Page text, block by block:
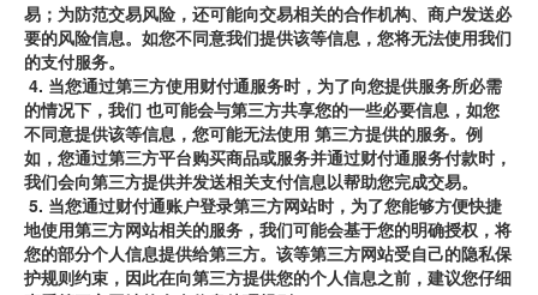
易；为防范交易风险，还可能向交易相关的合作机构、商户发送必
要的风险信息。如您不同意我们提供该等信息，您将无法使用我们
的支付服务。
4. 当您通过第三方使用财付通服务时，为了向您提供服务所必需
的情况下，我们 也可能会与第三方共享您的一些必要信息，如您
不同意提供该等信息，您可能无法使用 第三方提供的服务。例
如，您通过第三方平台购买商品或服务并通过财付通服务付款时，
我们会向第三方提供并发送相关支付信息以帮助您完成交易。
5. 当您通过财付通账户登录第三方网站时，为了您能够方便快捷
地使用第三方网站相关的服务，我们可能会基于您的明确授权，将
您的部分个人信息提供给第三方。该等第三方网站受自己的隐私保
护规则约束，因此在向第三方提供您的个人信息之前，建议您仔细